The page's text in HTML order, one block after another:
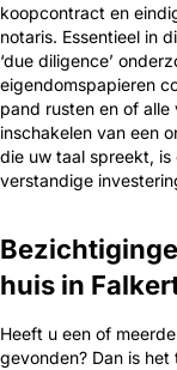
koopcontract en
notaris. Essentieel in
‘due diligence’
eigendomspapieren
pand rusten en of alle
inschakelen van een
die uw taal spreekt,
verstandige
huis in
Heeft u een of
gevonden? Dan is